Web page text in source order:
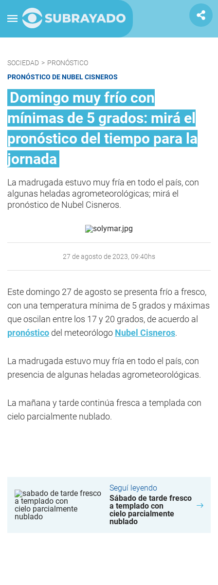
SOCIEDAD > PRONÓSTICO
PRONÓSTICO DE NUBEL CISNEROS
Domingo muy frío con
mínimas de 5 grados: mirá el
pronóstico del tiempo para la
jornada
La madrugada estuvo muy fría en todo el país, con
algunas heladas agrometeorológicas; mirá el
pronóstico de Nubel Cisneros.
27 de agosto de 2023, 09:40hs
Este domingo 27 de agosto se presenta frío a fresco,
con una temperatura mínima de 5 grados y máximas
que oscilan entre los 17 y 20 grados, de acuerdo al
pronóstico del meteorólogo Nubel Cisneros.
La madrugada estuvo muy fría en todo el país, con
presencia de algunas heladas agrometeorológicas.
La mañana y tarde continúa fresca a templada con
cielo parcialmente nublado.
Seguí leyendo
Sábado de tarde fresco
a templado con
cielo parcialmente
nublado